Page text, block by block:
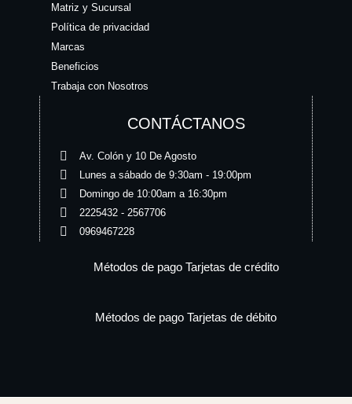
Matriz y Sucursal
Política de privacidad
Marcas
Beneficios
Trabaja con Nosotros
CONTÁCTANOS
Av. Colón y 10 De Agosto
Lunes a sábado de 9:30am - 19:00pm
Domingo de 10:00am a 16:30pm
2225432 - 2567706
0969467228
Métodos de pago Tarjetas de crédito
Métodos de pago Tarjetas de débito